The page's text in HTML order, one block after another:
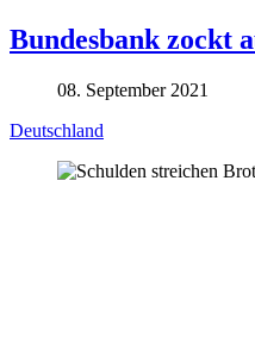
Bundesbank zockt
08. September 2021
Deutschland